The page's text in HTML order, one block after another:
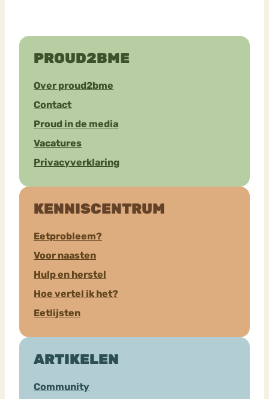
PROUD2BME
Over proud2bme
Contact
Proud in de media
Vacatures
Privacyverklaring
KENNISCENTRUM
Eetprobleem?
Voor naasten
Hulp en herstel
Hoe vertel ik het?
Eetlijsten
ARTIKELEN
Community